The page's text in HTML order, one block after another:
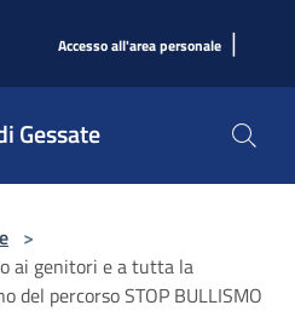
Accesso all'area personale |
Gessate
>
ai genitori e a tutta la
del percorso STOP BULLISMO